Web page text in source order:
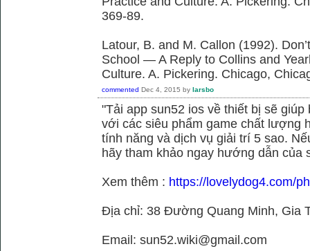
369-89.
Latour, B. and M. Callon (1992).
School — A Reply to Collins and
Culture. A. Pickering. Chicago,
commented Dec 4, 2015 by larsbo
"Tải app sun52 ios về thiết bị sẽ
với các siêu phẩm game chất lượng
tính năng và dịch vụ giải trí 5 sao.
hãy tham khảo ngay hướng dẫn của
Xem thêm : https://lovelydog4.com/
Địa chỉ: 38 Đường Quang Minh, Gia
Email: sun52.wiki@gmail.com